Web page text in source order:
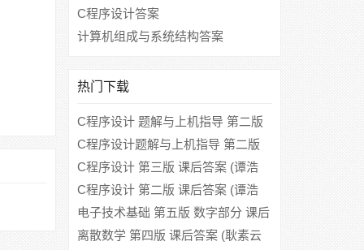
C程序设计答案
计算机组成与系统结构答案
热门下载
C程序设计 题解与上机指导 第二版
课后答案 (谭浩强)
C程序设计题解与上机指导 第二版
课后答案 (谭浩强)
C程序设计 第三版 课后答案 (谭浩
强)
C程序设计 第二版 课后答案 (谭浩
强)
电子技术基础 第五版 数字部分 课后
答案 (康华光)
离散数学 第四版 课后答案 (耿素云